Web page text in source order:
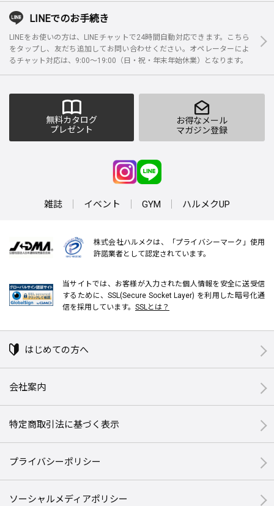
LINEでのお手続き
LINEをお使いの方は、LINEチャットで24時間自動対応できます。こちら
をタップし、友だち追加してお問い合わせください。オペレーターによ
るチャット対応は、9:00～19:00（日・祝・年末年始休業）となります。
無料カタログ
プレゼント
お得なメール
マガジン登録
雑誌 イベント GYM ハルメクUP
株式会社ハルメクは、「プライバシーマーク」使用
許諾業者として認定されています。
当サイトでは、お客様が入力された個人情報を安全に送受信
するために、SSL(Secure Socket Layer) を利用した暗号化通
信を採用しています。 SSLとは？
はじめての方へ
会社案内
特定商取引法に基づく表示
プライバシーポリシー
ソーシャルメディアポリシー